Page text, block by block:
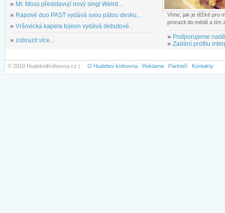
» Mr. Moss představují nový singl Weird...
» Rapové duo PAST vydává svou pátou desku...
» Vršovická kapela tojeon vydává debutové...
» zobrazit více...
Víme, jak je těžké pro
prorazit do médií a tím
» Podporujeme
» Zadání profilu
© 2010 HudebniKnihovna.cz | O Hudební knihovna Reklama Partneři Kontakty